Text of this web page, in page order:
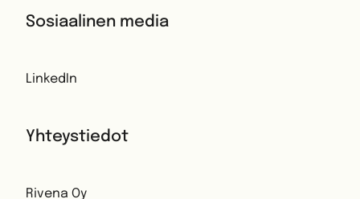
Sosiaalinen media
LinkedIn
Yhteystiedot
Rivena Oy